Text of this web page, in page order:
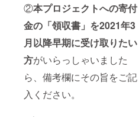
②本プロジェクトへの寄付
金の「領収書」を2021年3
月以降早期に受け取りたい
方がいらっしゃいました
ら、備考欄にその旨をご記
入ください。